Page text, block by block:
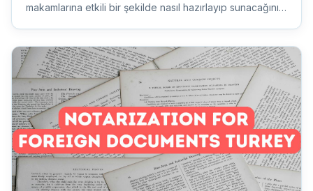
makamlarına etkili bir şekilde nasıl hazırlayıp sunacağınızı